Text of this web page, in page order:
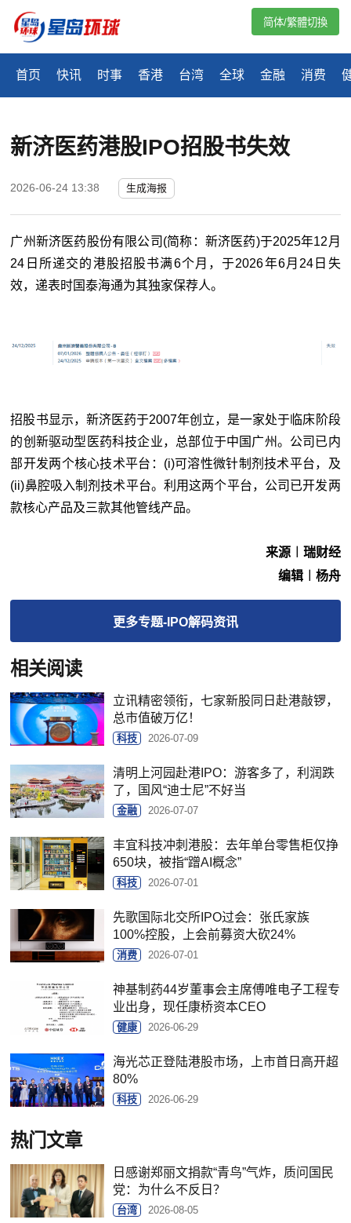
首页 快讯 时事 香港 台湾 全球 金融 消费
简体/繁體切換
新济医药港股IPO招股书失效
2026-06-24 13:38 生成海报
广州新济医药股份有限公司(简称：新济医药)于2025年12月
24日所递交的港股招股书满6个月，于2026年6月24日失
效，递表时国泰海通为其独家保荐人。
招股书显示，新济医药于2007年创立，是一家处于临床阶段
的创新驱动型医药科技企业，总部位于中国广州。公司已内
部开发两个核心技术平台：(i)可溶性微针制剂技术平台，及
(ii)鼻腔吸入制剂技术平台。利用这两个平台，公司已开发两
款核心产品及三款其他管线产品。
来源︱瑞财经
编辑︱杨舟
更多专题-IPO解码资讯
相关阅读
立讯精密领衔，七家新股同日赴港敲锣，
总市值破万亿！
科技 2026-07-09
清明上河园赴港IPO：游客多了，利润跌
了，国风“迪士尼”不好当
金融 2026-07-07
丰宜科技冲刺港股：去年单台零售柜仅挣
650块，被指“蹭AI概念”
科技 2026-07-01
先歌国际北交所IPO过会：张氏家族
100%控股，上会前募资大砍24%
消费 2026-07-01
神基制药44岁董事会主席傅唯电子工程专
业出身，现任康桥资本CEO
健康 2026-06-29
海光芯正登陆港股市场，上市首日高开超
80%
科技 2026-06-29
热门文章
日感谢郑丽文捐款“青鸟”气炸，质问国民
党：为什么不反日？
台湾 2026-08-05